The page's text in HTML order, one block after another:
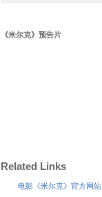
《米尔克》预告片
Related Links
电影《米尔克》官方网站